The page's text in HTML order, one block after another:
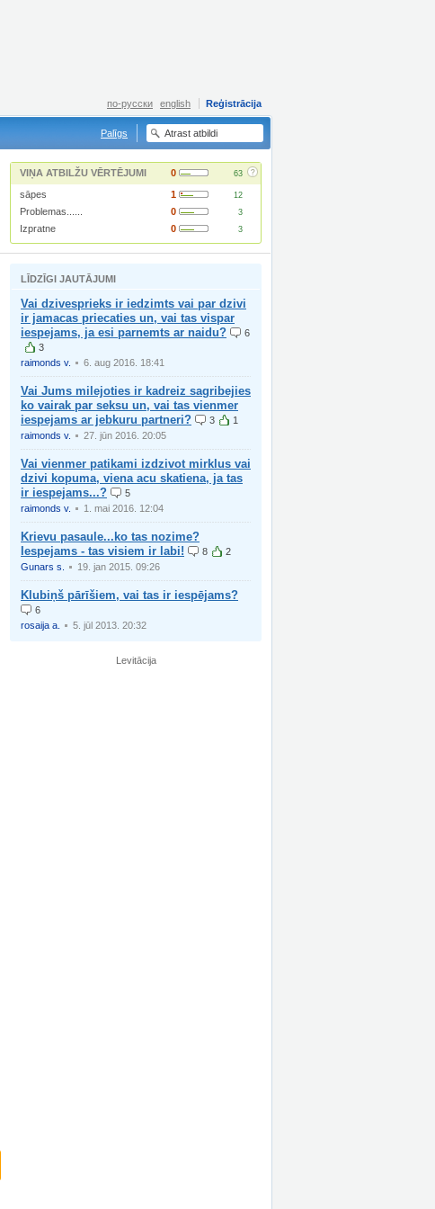
Reģistrācija
по-русски english
Palīgs
VIŅA ATBILŽU VĒRTĒJUMI 0 63 ?
sāpes 1 12
Problemas...... 0 3
Izpratne 0 3
LĪDZĪGI JAUTĀJUMI
Vai dzivesprieks ir iedzimts vai par dzivi
ir jamacas priecaties un, vai tas vispar
iespejams, ja esi parnemts ar naidu?
6
3
raimonds v.
6. aug 2016. 18:41
Vai Jums milejoties ir kadreiz sagribejies
ko vairak par seksu un, vai tas vienmer
iespejams ar jebkuru partneri?
3
1
raimonds v.
27. jūn 2016. 20:05
Vai vienmer patikami izdzivot mirklus vai
dzivi kopuma, viena acu skatiena, ja tas
ir iespejams...?
5
raimonds v.
1. mai 2016. 12:04
Krievu pasaule...ko tas nozime?
Iespejams - tas visiem ir labi!
8
2
Gunars s.
19. jan 2015. 09:26
Klubiņš pārīšiem, vai tas ir iespējams?
6
rosaija a.
5. jūl 2013. 20:32
Levitācija